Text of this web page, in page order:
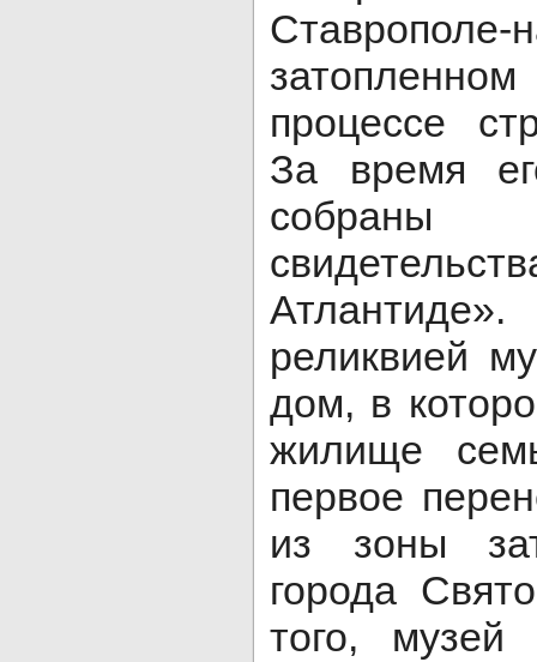
Ставрополе-
процессе
За время
собраны
реликвией
дом, в
жилище
первое
из зоны
города
того, музей